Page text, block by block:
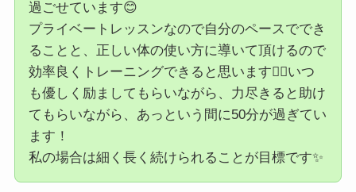
過ごせています😊
プライベートレッスンなので自分のペースででき
ることと、正しい体の使い方に導いて頂けるので
効率良くトレーニングできると思います🏋️‍♀️いつ
も優しく励ましてもらいながら、力尽きると助け
てもらいながら、あっという間に50分が過ぎてい
ます！
私の場合は細く長く続けられることが目標です✨